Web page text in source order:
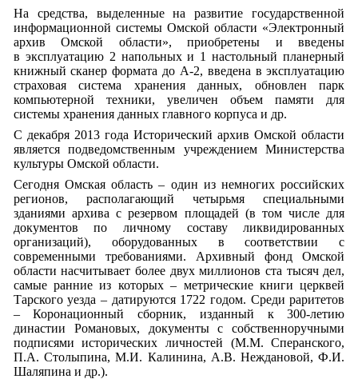
На средства, выделенные на развитие государственной
информационной системы Омской области «Электронный
архив Омской области», приобретены и введены
в эксплуатацию 2 напольных и 1 настольный планерный
книжный сканер формата до А-2, введена в эксплуатацию
страховая система хранения данных, обновлен парк
компьютерной техники, увеличен объем памяти для
системы хранения данных главного корпуса и др.
С декабря 2013 года Исторический архив Омской области
является подведомственным учреждением Министерства
культуры Омской области.
Сегодня Омская область – один из немногих российских
регионов, располагающий четырьмя специальными
зданиями архива с резервом площадей (в том числе для
документов по личному составу ликвидированных
организаций), оборудованных в соответствии с
современными требованиями. Архивный фонд Омской
области насчитывает более двух миллионов ста тысяч дел,
самые ранние из которых – метрические книги церквей
Тарского уезда – датируются 1722 годом. Среди раритетов
– Коронационный сборник, изданный к 300-летию
династии Романовых, документы с собственноручными
подписями исторических личностей (М.М. Сперанского,
П.А. Столыпина, М.И. Калинина, А.В. Неждановой, Ф.И.
Шаляпина и др.).